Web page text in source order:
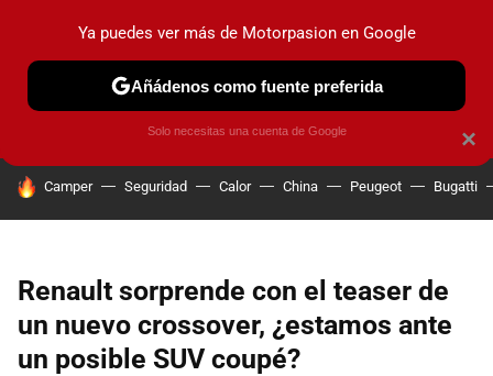
PRUEBAS COCHES ELÉCTRICOS OBSERVATORIO
HOY SE HABLA DE
Camper Seguridad Calor China Peugeot Bugatti
Renault sorprende con el teaser de
un nuevo crossover, ¿estamos ante
un posible SUV coupé?
×
Ya puedes ver más de Motorpasion en Google
Añádenos como fuente preferida
Solo necesitas una cuenta de Google